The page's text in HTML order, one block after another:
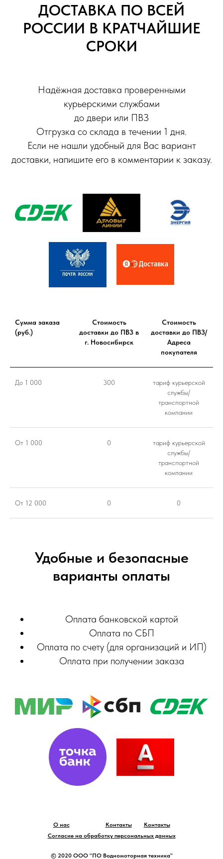
ДОСТАВКА ПО ВСЕЙ
РОССИИ В КРАТЧАЙШИЕ
СРОКИ
Надёжная доставка проверенными
курьерскими службами
до двери или ПВЗ
Отгрузка со склада в течении 1 дня.
Если не нашли удобный для Вас вариант
доставки, напишите его в комментарии к заказу.
Сумма заказа
(руб.)
Стоимость
доставки до ПВЗ в
г. Новосибирск
Стоимость
доставки до ПВЗ/
Адреса
покупателя
До 1 000 300
тариф курьерской
службы/
транспортной
компании
От 1 000 0
тариф курьерской
службы/
транспортной
компании
От 12 000 0 0
Удобные и безопасные
варианты оплаты
Оплата банковской картой
Оплата по СБП
Оплата по счету (для организаций и ИП)
Оплата при получении заказа
О нас Контакты
Контакты
Согласие на обработку персональных данных
© 2020 ООО "ПО Водномоторная техника"